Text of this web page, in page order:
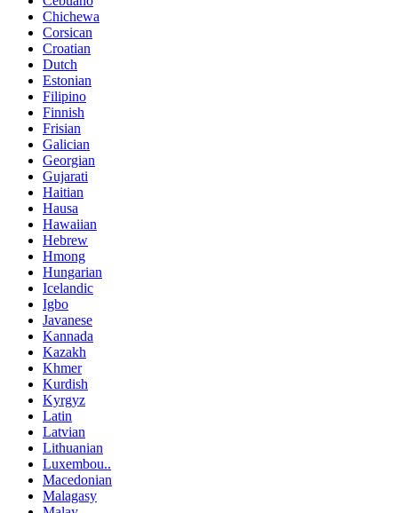
Chichewa
Corsican
Croatian
Dutch
Estonian
Filipino
Finnish
Frisian
Galician
Georgian
Gujarati
Haitian
Hausa
Hawaiian
Hebrew
Hmong
Hungarian
Icelandic
Igbo
Javanese
Kannada
Kazakh
Khmer
Kurdish
Kyrgyz
Latin
Latvian
Lithuanian
Luxembou..
Macedonian
Malagasy